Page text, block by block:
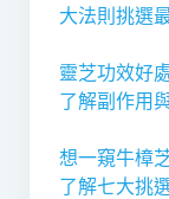
大法則挑選
靈芝功效好
了解副作用
想一窺牛樟
了解七大挑